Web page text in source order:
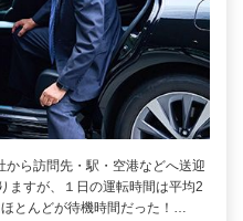
から訪問先・駅・空港などへ送迎
ますが、１日の運転時間は平均2
とんどが待機時間だった！…